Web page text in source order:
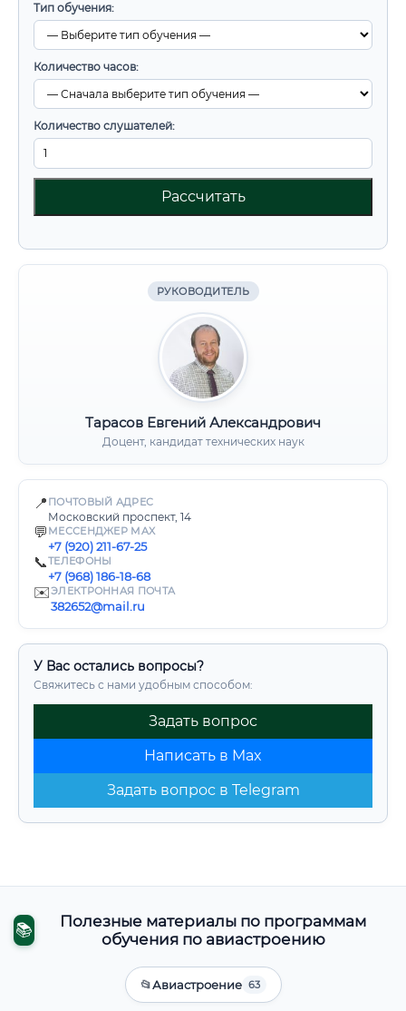
Тип обучения:
Количество часов:
Количество слушателей:
Рассчитать
РУКОВОДИТЕЛЬ
Тарасов Евгений Александрович
Доцент, кандидат технических наук
📍 ПОЧТОВЫЙ АДРЕС
Московский проспект, 14
💬 МЕССЕНДЖЕР MAX
+7 (920) 211-67-25
📞ТЕЛЕФОНЫ
+7 (968) 186-18-68
✉️ЭЛЕКТРОННАЯ ПОЧТА
382652@mail.ru
У Вас остались вопросы?
Свяжитесь с нами удобным способом:
Задать вопрос
Написать в Max
Задать вопрос в Telegram
📚
Полезные материалы по программам
обучения по авиастроению
📂Авиастроение 63